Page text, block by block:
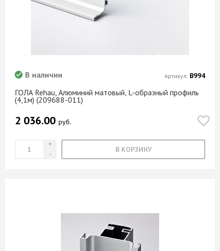
ГОЛА Rehau, Алюминий матовый, L-образный профиль
(4,1м) (209688-011)
В наличии
2 036.00 руб.
В КОРЗИНУ
Артикул: В994